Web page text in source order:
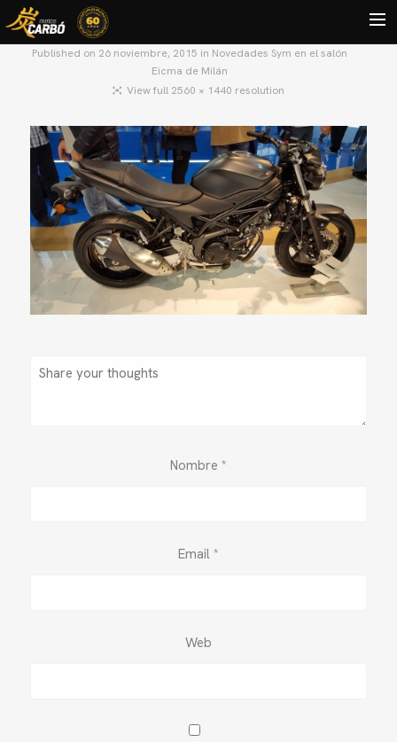
QUIÉNES SOMOS?
BLOG
CONTACTO
Search
Published on 26 noviembre, 2015 in Novedades Sym en el salón
Eicma de Milán
View full 2560 × 1440 resolution
Nombre *
Email *
Web